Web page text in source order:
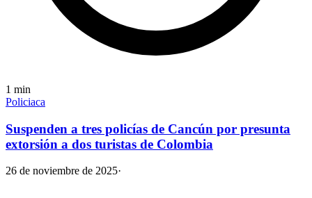
1 min
Policiaca
Suspenden a tres policías de Cancún por presunta
extorsión a dos turistas de Colombia
26 de noviembre de 2025·